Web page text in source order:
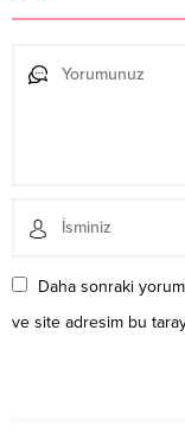
Daha sonraki
ve site adresim bu